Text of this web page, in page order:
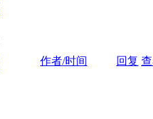
作者/时间 回复